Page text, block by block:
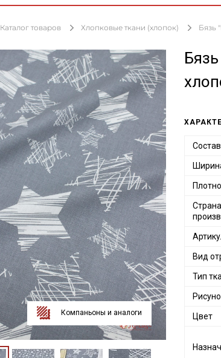
Каталог товаров Хлопковые ткани (хлопок) Бязь
Компаньоны и аналоги
Состав
Страна
Вид
Тип
Цвет